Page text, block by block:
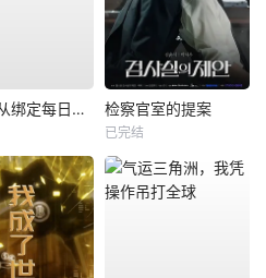
暴富：从绑定每日消费系统开始 检察官室的提案
已完结